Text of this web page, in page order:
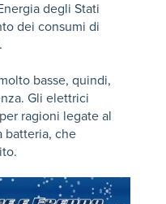
degli Stati
dei consumi di
basse, quindi,
Gli elettrici
ragioni legate al
batteria, che